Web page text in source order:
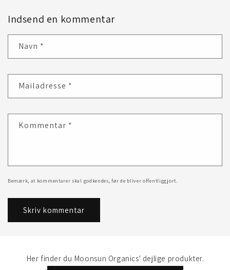
Indsend en kommentar
Navn *
Mailadresse *
Kommentar *
Bemærk, at kommentarer skal godkendes, før de bliver offentliggjort.
Her finder du Moonsun Organics' dejlige produkter.